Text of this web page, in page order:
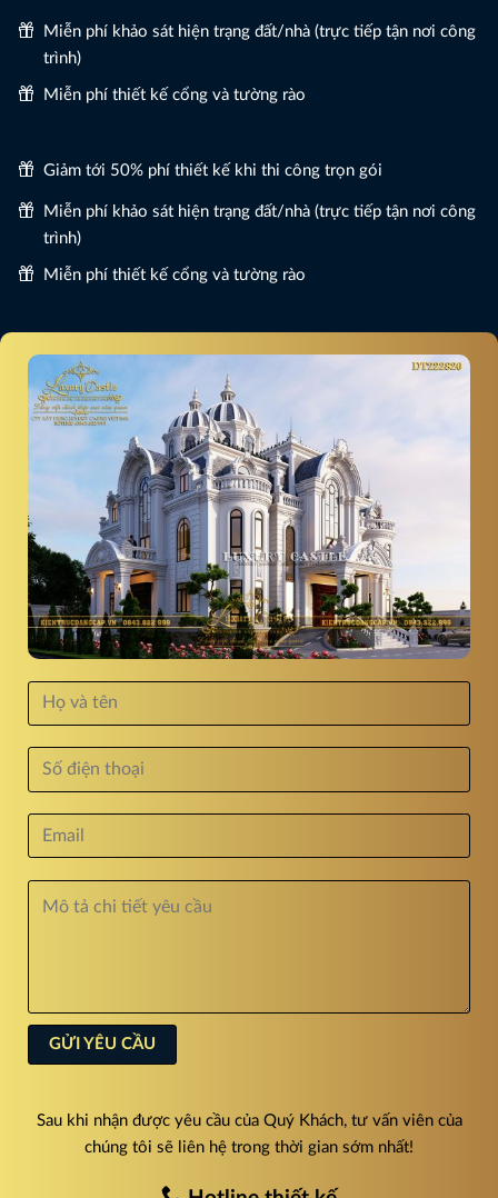
Miễn phí khảo sát hiện trạng đất/nhà (trực tiếp tận nơi công
trình)
Miễn phí thiết kế cổng và tường rào
Giảm tới 50% phí thiết kế khi thi công trọn gói
Miễn phí khảo sát hiện trạng đất/nhà (trực tiếp tận nơi công
trình)
Miễn phí thiết kế cổng và tường rào
Sau khi nhận được yêu cầu của Quý Khách, tư vấn viên của
chúng tôi sẽ liên hệ trong thời gian sớm nhất!